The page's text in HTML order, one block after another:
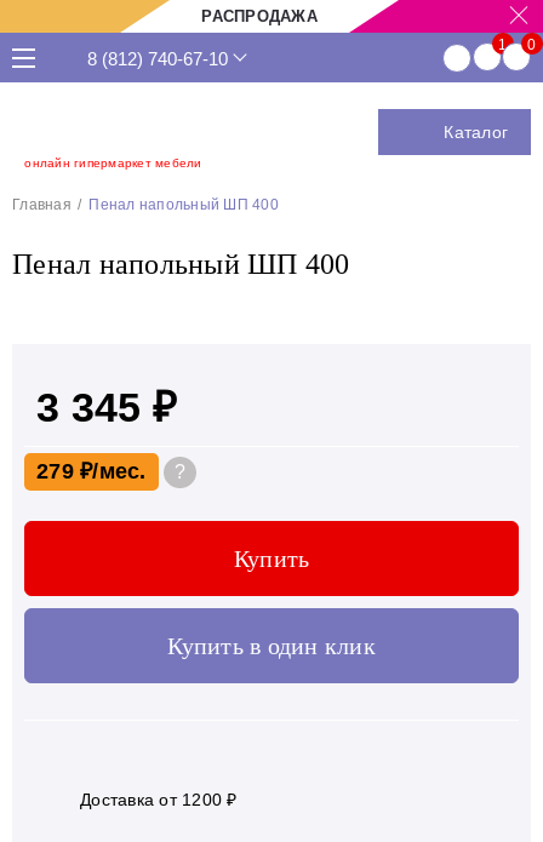
РАСПРОДАЖА
онлайн гипермаркет мебели
8 (812) 740-67-10
Каталог
Главная Пенал напольный ШП 400
Пенал напольный ШП 400
3 345 ₽
279 ₽ ?
Купить
Купить в один клик
Доставка от 1200 ₽